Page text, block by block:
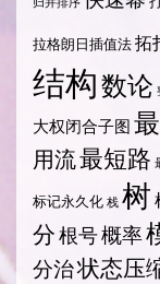
拉格朗日插值法拓
结构数论
大权闭合子图
用流最短路
标记永久化 栈 树
分根号概率
分治状态压